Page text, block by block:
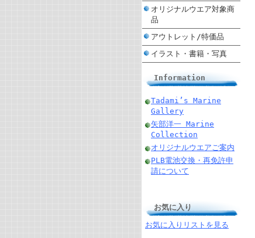
オリジナルウエア対象商
品
アウトレット/特価品
イラスト・書籍・写真
Information
Tadami’s Marine
Gallery
矢部洋一 Marine
Collection
オリジナルウエアご案内
PLB電池交換・再免許申
請について
お気に入り
お気に入りリストを見る